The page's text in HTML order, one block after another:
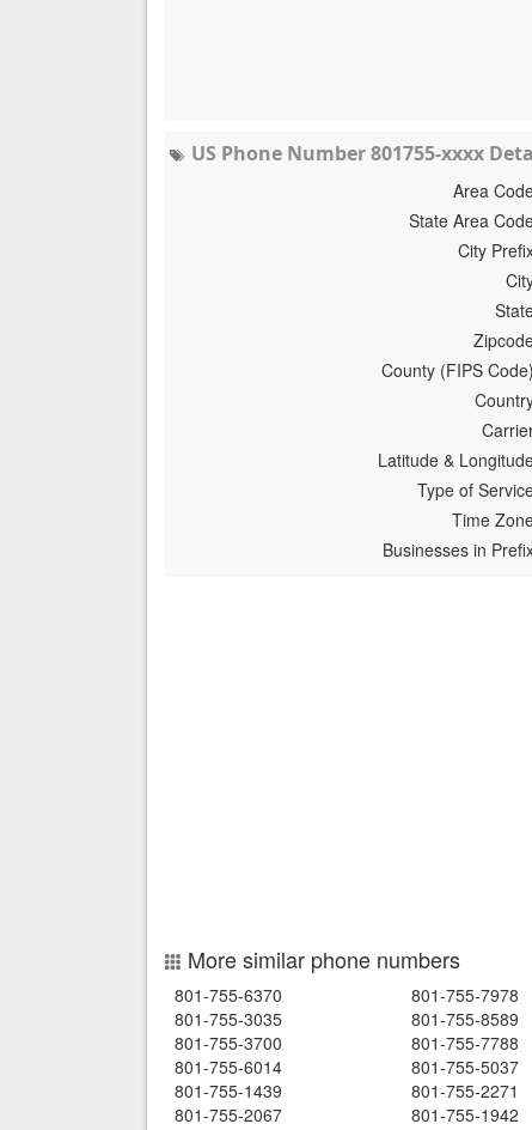
US Phone Number 801755-xxxx
Area
State Area
City
County (FIPS
Latitude &
Type of
Time
Businesses in
More similar phone numbers
801-755-6370 801-755-7978
801-755-3035
801-755-8589
801-755-3700
801-755-7788
801-755-6014
801-755-5037
801-755-1439
801-755-2271
801-755-2067
801-755-1942